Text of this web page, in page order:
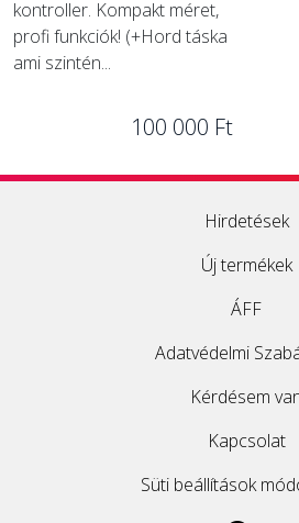
kontroller. Kompakt méret,
profi funkciók! (+Hord táska
ami szintén...
100 000 Ft
Hirdetések
Új termékek
ÁFF
Adatvédelmi
Kérdésem
Kapcsolat
Süti beállítások